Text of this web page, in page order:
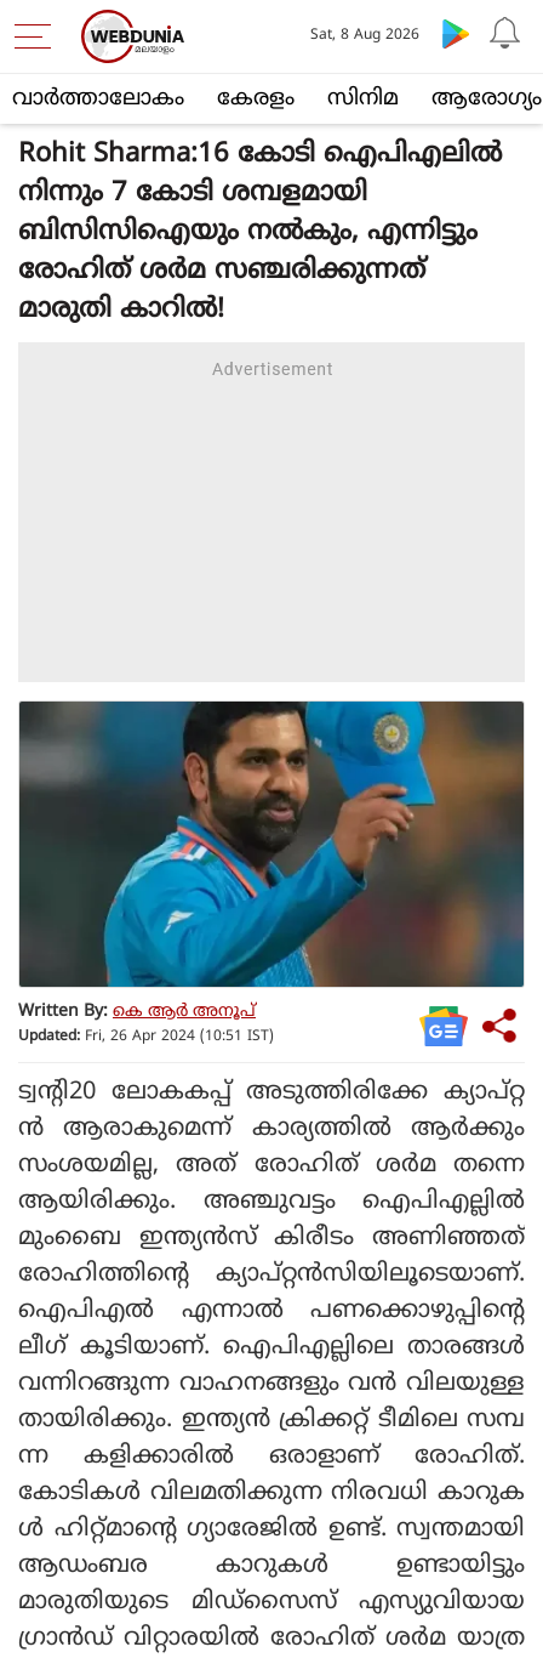
വാര്‍ത്താലോകം കേരളം സിനിമ ആരോഗ്യം
Sat, 8 Aug 2026
Rohit Sharma:16 കോടി ഐപിഎലില്‍
നിന്നും 7 കോടി ശമ്പളമായി
ബിസിസിഐയും നല്‍കും, എന്നിട്ടും
രോഹിത് ശര്‍മ സഞ്ചരിക്കുന്നത്
മാരുതി കാറില്‍!
Written By: കെ ആര്‍ അനൂപ്
Updated: Fri, 26 Apr 2024 (10:51 IST)
ട്വന്റി20 ലോകകപ്പ് അടുത്തിരിക്കേ ക്യാപ്റ്റ
ന്‍ ആരാകുമെന്ന് കാര്യത്തില്‍ ആര്‍ക്കും
സംശയമില്ല, അത് രോഹിത് ശര്‍മ തന്നെ
ആയിരിക്കും. അഞ്ചുവട്ടം ഐപിഎല്ലില്‍
മുംബൈ ഇന്ത്യന്‍സ് കിരീടം അണിഞ്ഞത്
രോഹിത്തിന്റെ ക്യാപ്റ്റന്‍സിയിലൂടെയാണ്.
ഐപിഎല്‍ എന്നാല്‍ പണക്കൊഴുപ്പിന്റെ
ലീഗ് കൂടിയാണ്. ഐപിഎല്ലിലെ താരങ്ങള്‍
വന്നിറങ്ങുന്ന വാഹനങ്ങളും വന്‍ വിലയുള്ള
തായിരിക്കും. ഇന്ത്യന്‍ ക്രിക്കറ്റ് ടീമിലെ സമ്പ
ന്ന കളിക്കാരില്‍ ഒരാളാണ് രോഹിത്.
കോടികള്‍ വിലമതിക്കുന്ന നിരവധി കാറുക
ള്‍ ഹിറ്റ്മാന്റെ ഗ്യാരേജില്‍ ഉണ്ട്. സ്വന്തമായി
ആഡംബര കാറുകള്‍ ഉണ്ടായിട്ടും
മാരുതിയുടെ മിഡ്സൈസ് എസ്യുവിയായ
ഗ്രാന്‍ഡ് വിറ്റാരയില്‍ രോഹിത് ശര്‍മ യാത്ര